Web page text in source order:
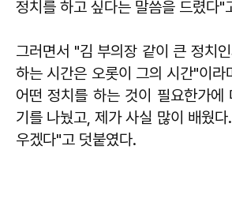
정치를 하고 싶다는 말씀을 드렸다"
그러면서 "김 부의장 같이 큰 정치
하는 시간은 오롯이 그의 시간"이라
어떤 정치를 하는 것이 필요한가에
기를 나눴고, 제가 사실 많이 배웠
우겠다"고 덧붙였다.